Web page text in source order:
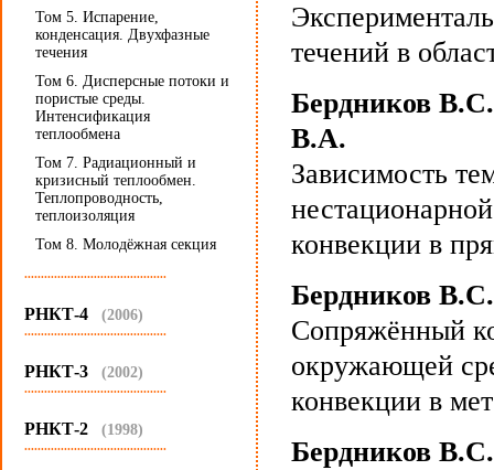
Том 5. Испарение,
конденсация. Двухфазные
течения
Том 6. Дисперсные потоки и
пористые среды.
Интенсификация
теплообмена
Том 7. Радиационный и
кризисный теплообмен.
Теплопроводность,
теплоизоляция
Том 8. Молодёжная секция
...........................................
РНКТ-4 (2006)
...........................................
РНКТ-3 (2002)
...........................................
РНКТ-2 (1998)
...........................................
течений в
Бердников
В.А.
Зависимость
конвекции в
Бердников
Сопряжённый
окружающей
конвекции в
Бердников